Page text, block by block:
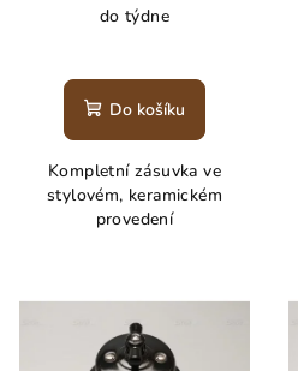
do týdne
Do košíku
Kompletní zásuvka ve
stylovém, keramickém
provedení